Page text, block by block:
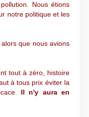
Nous étions
notre politique et les
que nous avions
tout à zéro, histoire
à tous prix éviter la
Il n'y aura en